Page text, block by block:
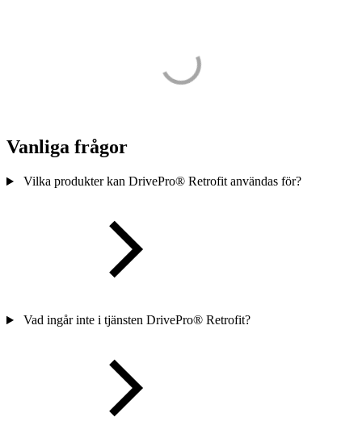
Vanliga frågor
Vilka produkter kan DrivePro® Retrofit användas för?
Vad ingår inte i tjänsten DrivePro® Retrofit?